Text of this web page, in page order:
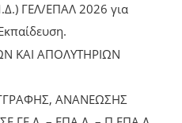
ΓΕΛ/ΕΠΑΛ 2026 για
ΚΑΙ ΑΠΟΛΥΤΗΡΙΩΝ
ΑΝΑΝΕΩΣΗΣ